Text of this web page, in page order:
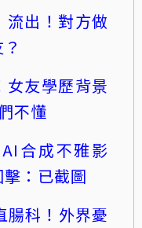
流出！對方做
女友學歷背景
不懂
合成不雅影
：已截圖
腸科！外界憂